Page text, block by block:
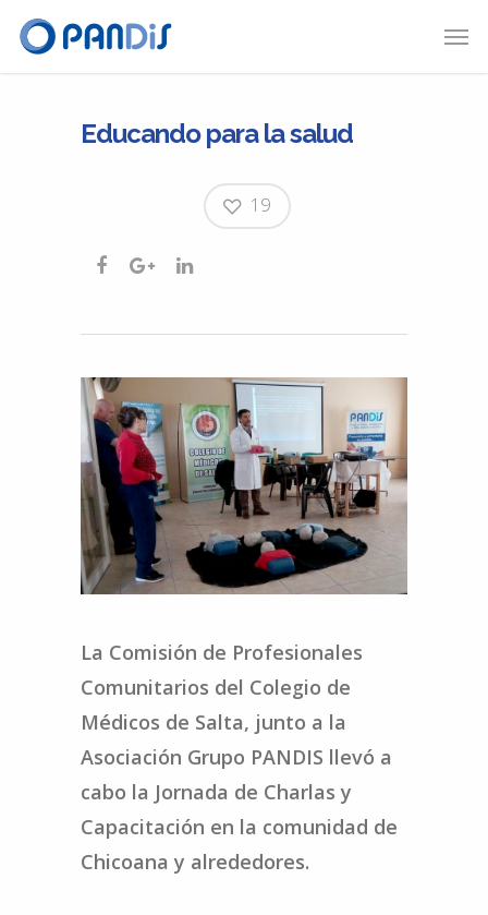
Educando para la salud
19
La Comisión de Profesionales
Comunitarios del Colegio de
Médicos de Salta, junto a la
Asociación Grupo PANDIS llevó a
cabo la Jornada de Charlas y
Capacitación en la comunidad de
Chicoana y alrededores.